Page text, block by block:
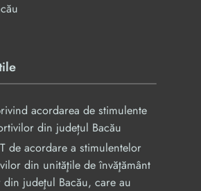
acordarea de stimulente
din județul Bacău
de acordare a stimulentelor
din unităţile de învăţământ
din judeţul Bacău, care au